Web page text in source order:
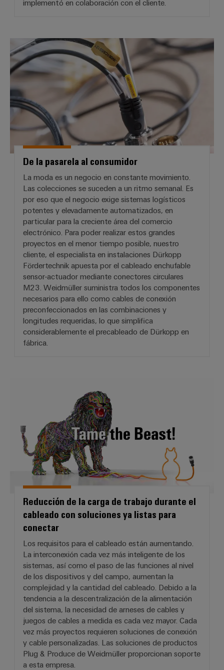
implementó en colaboración con el cliente.
De la pasarela al consumidor
De la pasarela al consumidor
La moda es un negocio en constante movimiento.
Las colecciones se suceden a un ritmo semanal. Es
por eso que el negocio exige sistemas logísticos
potentes y elevadamente automatizados, en
particular para la creciente área del comercio
electrónico. Para poder realizar estos grandes
proyectos en el menor tiempo posible, nuestro
cliente, el especialista en instalaciones Dürkopp
Fördertechnik apuesta por el cableado enchufable
sensor-actuador mediante conectores circulares
M23. Weidmüller suministra todos los componentes
necesarios para ello como cables de conexión
preconfeccionados en las combinaciones y
longitudes requeridas, lo que simplifica
considerablemente el precableado de Dürkopp en
fábrica.
Reducción de la carga de trabajo durante el
cableado con soluciones ya listas para
conectar
Los requisitos para el cableado están aumentando.
La interconexión cada vez más inteligente de los
sistemas, así como el paso de las funciones al nivel
de los dispositivos y del campo, aumentan la
complejidad y la cantidad del cableado. Debido a la
tendencia a la descentralización de la alimentación
del sistema, la necesidad de arneses de cables y
juegos de cables a medida es cada vez mayor. Cada
vez más proyectos requieren soluciones de conexión
y cable personalizadas. Las soluciones de productos
Plug & Produce de Weidmüller proporcionan soporte
a esta empresa.